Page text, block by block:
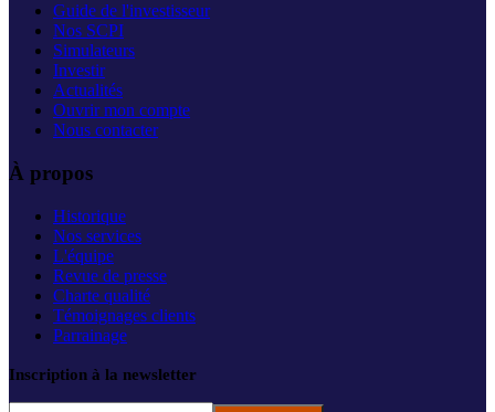
Guide de l'investisseur
Nos SCPI
Simulateurs
Investir
Actualités
Ouvrir mon compte
Nous contacter
À propos
Historique
Nos services
L'équipe
Revue de presse
Charte qualité
Témoignages clients
Parrainage
Inscription à la newsletter